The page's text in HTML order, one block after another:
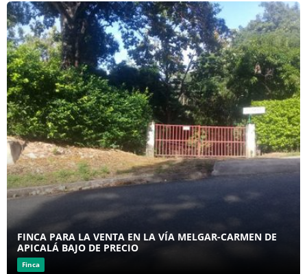
FINCA PARA LA VENTA EN LA VÍA MELGAR-CARMEN DE
APICALÁ BAJO DE PRECIO
Finca